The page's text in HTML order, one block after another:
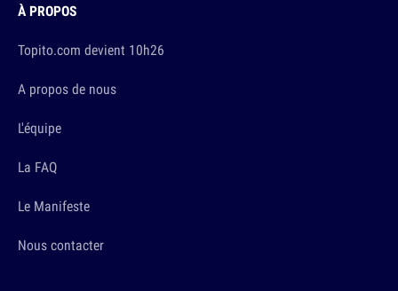
À PROPOS
Topito.com devient 10h26
A propos de nous
L'équipe
La FAQ
Le Manifeste
Nous contacter